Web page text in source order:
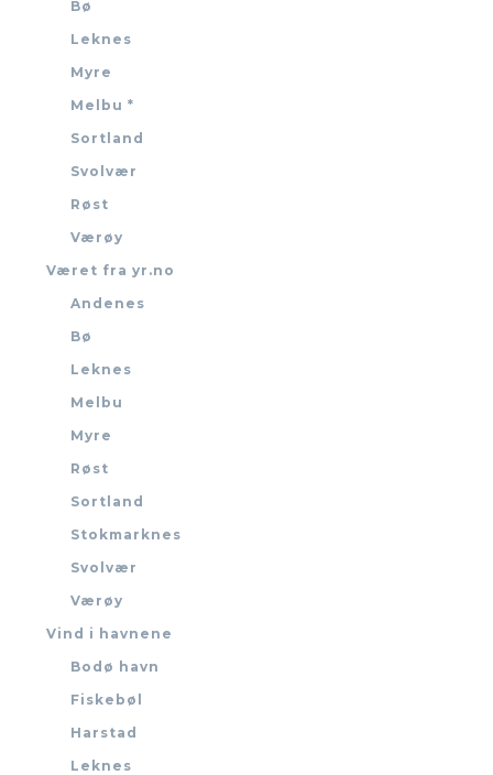
Bø
Leknes
Myre
Melbu *
Sortland
Svolvær
Røst
Værøy
Været fra yr.no
Andenes
Bø
Leknes
Melbu
Myre
Røst
Sortland
Stokmarknes
Svolvær
Værøy
Vind i havnene
Bodø havn
Fiskebøl
Harstad
Leknes